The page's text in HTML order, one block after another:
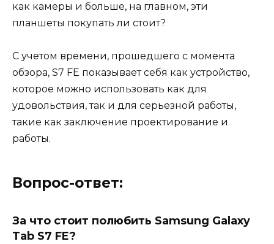
как камеры и больше, на главном, эти
планшеты покупать ли стоит?
С учетом времени, прошедшего с момента
обзора, S7 FE показывает себя как устройство,
которое можно использовать как для
удовольствия, так и для серьезной работы,
такие как заключение проектирование и
работы.
Вопрос-ответ:
За что стоит полюбить Samsung Galaxy
Tab S7 FE?